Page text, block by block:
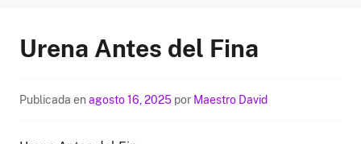
Urena Antes del Fina
Publicada en agosto 16, 2025 por Maestro David